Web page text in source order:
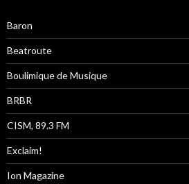
Baron
Beatroute
Boulimique de Musique
BRBR
CISM, 89.3 FM
Exclaim!
Ion Magazine